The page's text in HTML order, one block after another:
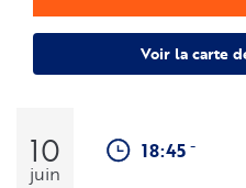
Voir la carte
10
juin
18:45 -